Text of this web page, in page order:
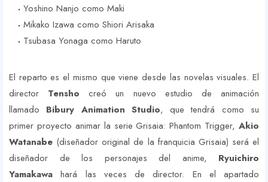
Yoshino Nanjo como Maki
Mikako Izawa como Shiori Arisaka
Tsubasa Yonaga como Haruto
El reparto es el mismo que viene desde las novelas visuales. El
director Tenshocreó un nuevo estudio de animación
llamado Bibury Animation Studio, que tendrá como su
primer proyecto animar la serie Grisaia: Phantom Trigger, Akio
Watanabe (diseñador original de la franquicia Grisaia) será el
diseñador de los personajes del anime, Ryuichiro
Yamakawahará las veces de director. En el apartado